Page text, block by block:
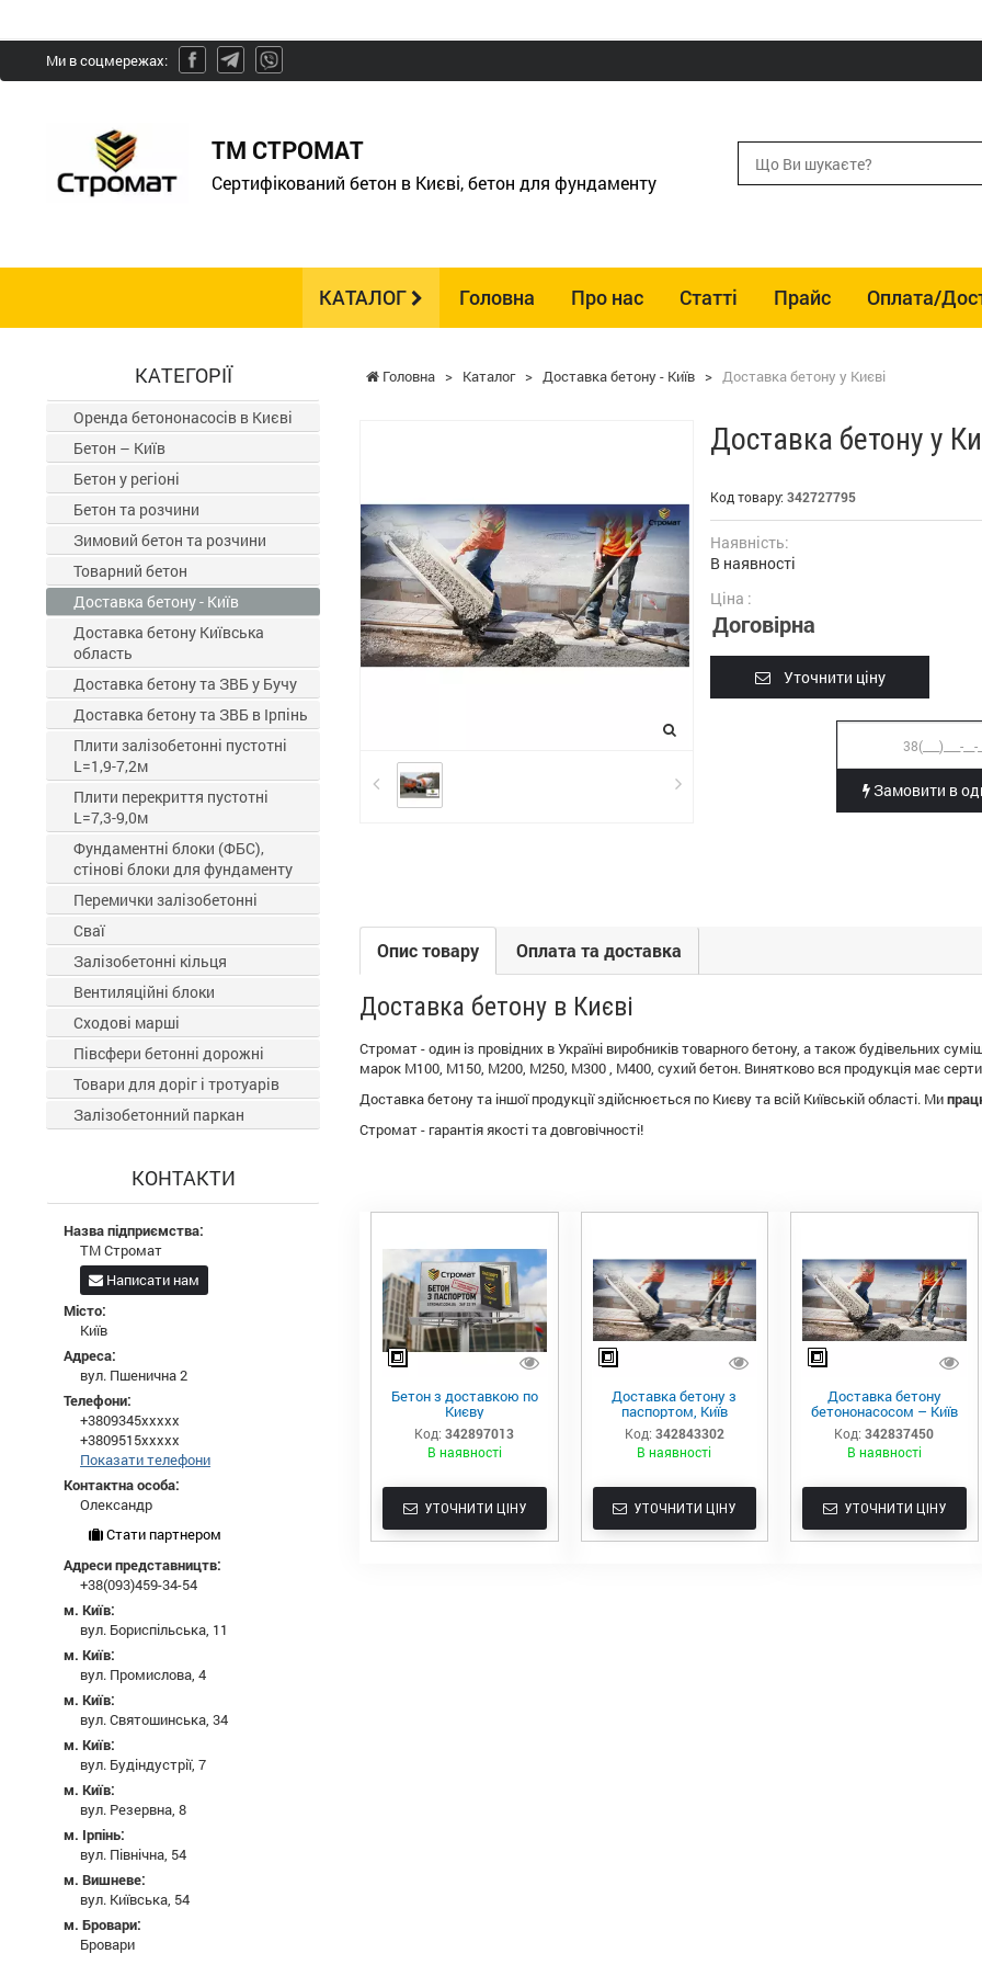
Ми в соцмережах:
ТМ СТРОМАТ
Сертифікований бетон в Києві, бетон для фундаменту
КАТАЛОГ Головна Про нас Статті Прайс Оплата/
Головна > Каталог > Доставка бетону - Київ > Доставка бетону у Києві
Доставка бетону у
Код товару: 342727795
Наявність:
В наявності
Ціна :
Договірна
Уточнити ціну
Замовити в
Опис товару Оплата та доставка
Доставка бетону в Києві
Стромат - один із провідних в Україні виробників товарного бетону, а також будівельних
марок М100, М150, М200, М250, М300 , М400, сухий бетон. Винятково вся продукція має
Доставка бетону та іншої продукції здійснюється по Києву та всій Київській області. Ми
Стромат - гарантія якості та довговічності!
Бетон з доставкою по
Києву
Код: 342897013
В наявності
УТОЧНИТИ ЦІНУ
Доставка бетону з
паспортом, Київ
Код: 342843302
В наявності
УТОЧНИТИ ЦІНУ
Доставка бетону
бетононасосом – Київ
Код: 342837450
В наявності
УТОЧНИТИ ЦІНУ
КАТЕГОРІЇ
Оренда бетононасосів в Києві
Бетон – Київ
Бетон у регіоні
Бетон та розчини
Зимовий бетон та розчини
Товарний бетон
Доставка бетону - Київ
Доставка бетону Київська
область
Доставка бетону та ЗВБ у Бучу
Доставка бетону та ЗВБ в Ірпінь
Плити залізобетонні пустотні
L=1,9-7,2м
Плити перекриття пустотні
L=7,3-9,0м
Фундаментні блоки (ФБС),
стінові блоки для фундаменту
Перемички залізобетонні
Сваї
Залізобетонні кільця
Вентиляційні блоки
Сходові марші
Півсфери бетонні дорожні
Товари для доріг і тротуарів
Залізобетонний паркан
КОНТАКТИ
Назва підприємства:
ТМ Стромат
Написати нам
Місто:
Київ
Адреса:
вул. Пшенична 2
Телефони:
+3809345xxxxx
+3809515xxxxx
Показати телефони
Контактна особа:
Олександр
Стати партнером
Адреси представництв:
+38(093)459-34-54
м. Київ:
вул. Бориспільська, 11
м. Київ:
вул. Промислова, 4
м. Київ:
вул. Святошинська, 34
м. Київ:
вул. Будіндустрії, 7
м. Київ:
вул. Резервна, 8
м. Ірпінь:
вул. Північна, 54
м. Вишневе:
вул. Київська, 54
м. Бровари:
Бровари